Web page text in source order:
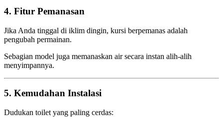
4. Fitur Pemanasan
Jika Anda tinggal di iklim dingin, kursi berpemanas adalah
pengubah permainan.
Sebagian model juga memanaskan air secara instan alih-alih
menyimpannya.
5. Kemudahan Instalasi
Dudukan toilet yang paling cerdas: